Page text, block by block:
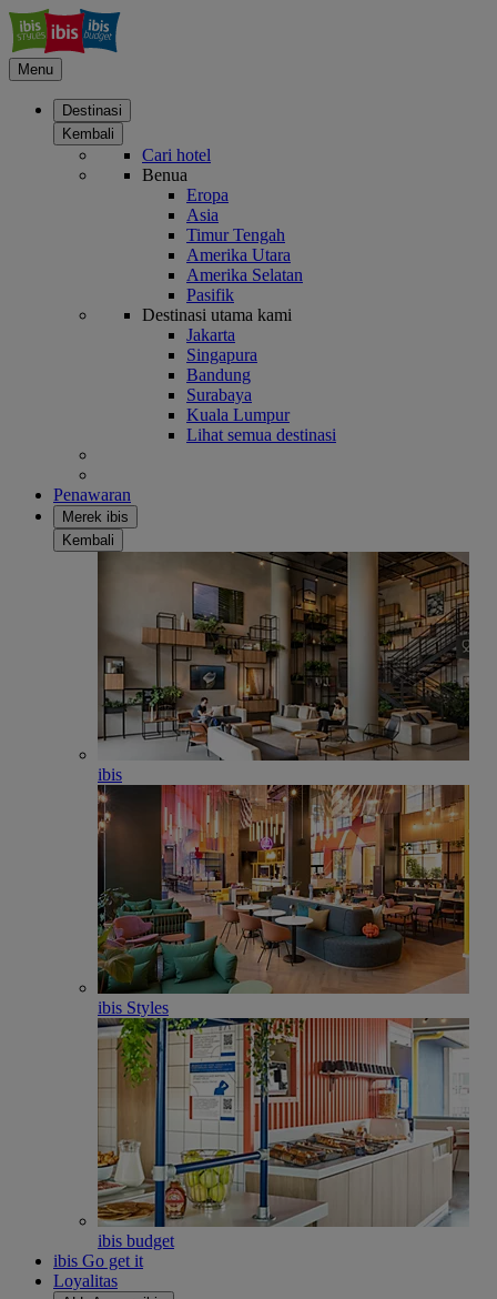
Menu
Destinasi
Kembali
Cari hotel
Benua
Eropa
Asia
Timur Tengah
Amerika Utara
Amerika Selatan
Pasifik
Destinasi utama kami
Jakarta
Singapura
Bandung
Surabaya
Kuala Lumpur
Lihat semua destinasi
Penawaran
Merek ibis
Kembali
ibis
ibis Styles
ibis budget
ibis Go get it
Loyalitas